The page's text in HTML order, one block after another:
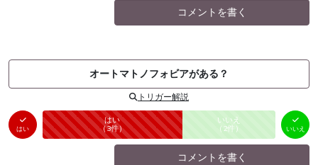
コメントを書く
オートマトノフォビアがある？
トリガー解説
はい
はい
（3件） 未投票
いいえ
（ 2件） いいえ
コメントを書く